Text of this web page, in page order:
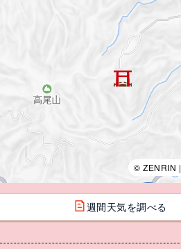
© ZENRIN |
週間天気を調べる